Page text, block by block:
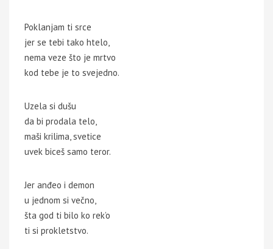
Poklanjam ti srce
jer se tebi tako htelo,
nema veze što je mrtvo
kod tebe je to svejedno.
Uzela si dušu
da bi prodala telo,
maši krilima, svetice
uvek biceš samo teror.
Jer anđeo i demon
u jednom si večno,
šta god ti bilo ko rek’o
ti si prokletstvo.